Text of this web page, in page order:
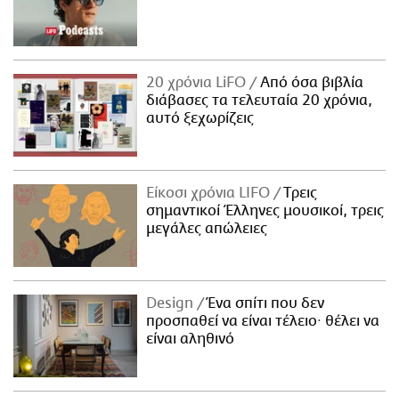
20 χρόνια LiFO
Από όσα βιβλία
διάβασες τα τελευταία 20 χρόνια,
αυτό ξεχωρίζεις
Είκοσι χρόνια LIFO
Tρεις
σημαντικοί Έλληνες μουσικοί, τρεις
μεγάλες απώλειες
Design
Ένα σπίτι που δεν
προσπαθεί να είναι τέλειο· θέλει να
είναι αληθινό